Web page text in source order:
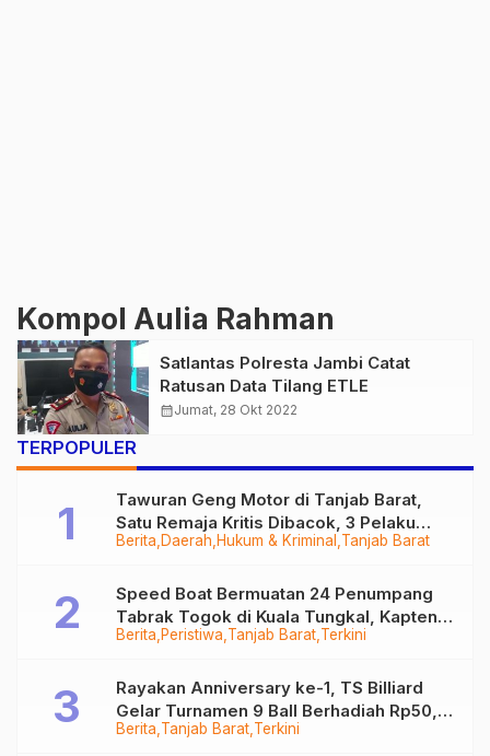
Kompol Aulia Rahman
Satlantas Polresta Jambi Catat
Ratusan Data Tilang ETLE
calendar_monthJumat, 28 Okt 2022
TERPOPULER
Berita Daerah Hukum & Kriminal Tanjab Barat
Tawuran Geng Motor di Tanjab Barat,
Satu Remaja Kritis Dibacok, 3 Pelaku
Ditangkap
Berita Peristiwa Tanjab Barat Terkini
Speed Boat Bermuatan 24 Penumpang
Tabrak Togok di Kuala Tungkal, Kapten
Sempat Hilang
Berita Tanjab Barat Terkini
Rayakan Anniversary ke-1, TS Billiard
Gelar Turnamen 9 Ball Berhadiah Rp50,8
Juta